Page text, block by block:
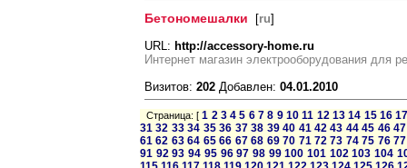
Бетономешалки [ru]
URL: http://accessory-home.ru
Интернет магазин электрооборудования для
Визитов: 202 Добавлен: 04.01.2010
Страница: [1 2 3 4 5 6 7 8 9 10 11 12 13 14 15 16
31 32 33 34 35 36 37 38 39 40 41 42 43 44 45 46 47
61 62 63 64 65 66 67 68 69 70 71 72 73 74 75 76 77
91 92 93 94 95 96 97 98 99 100 101 102 103 104